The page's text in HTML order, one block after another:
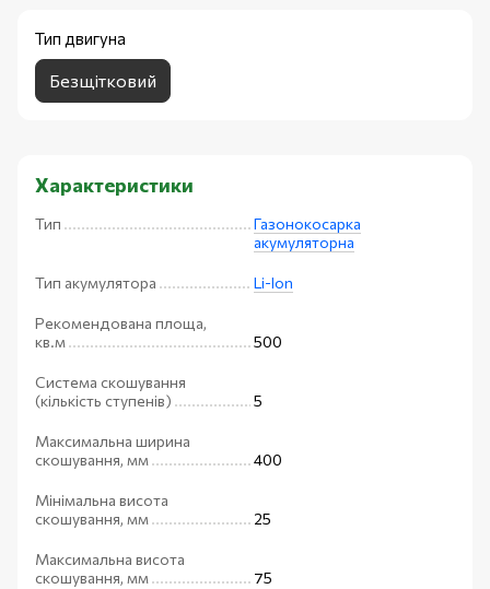
Тип двигуна
Безщітковий
Характеристики
Тип
Газонокосарка
акумуляторна
Тип акумулятора Li-Ion
Рекомендована площа,
кв.м
500
Система скошування
(кількість ступенів)
5
Максимальна ширина
скошування, мм
400
Мінімальна висота
скошування, мм
25
Максимальна висота
скошування, мм
75